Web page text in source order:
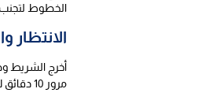
الخطوط لتجنب
الانتظار
مرور 10 دقائق لأنها قد تتغير وتصبح غير دقيقة.